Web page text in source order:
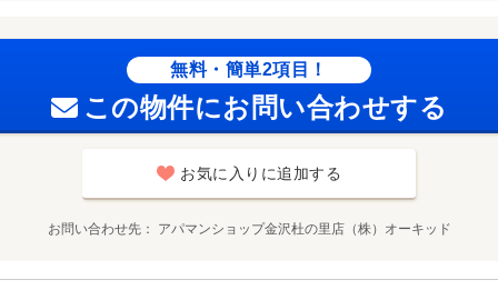
無料・簡単2項目！
この物件にお問い合わせする
お気に入りに追加する
お問い合わせ先 アパマンショップ金沢杜の里店（株）オーキッド